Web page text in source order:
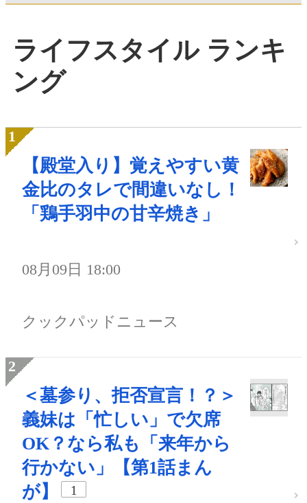
ライフスタイル ランキ
ング
【殿堂入り】覚えやすい黄
金比のタレで間違いなし！
「鶏手羽中の甘辛焼き」
08月09日 18:00
クックパッドニュース
＜墓参り、拒否宣言！？＞
義妹は「忙しい」で欠席
OK？なら私も「来年から
行かない」【第1話まん
が】
1